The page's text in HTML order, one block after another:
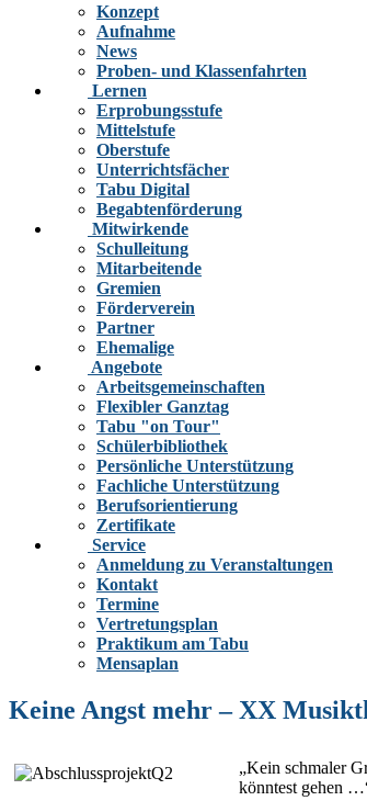
Konzept
Aufnahme
News
Proben- und Klassenfahrten
Lernen
Erprobungsstufe
Mittelstufe
Oberstufe
Unterrichtsfächer
Tabu Digital
Begabtenförderung
Mitwirkende
Schulleitung
Mitarbeitende
Gremien
Förderverein
Partner
Ehemalige
Angebote
Arbeitsgemeinschaften
Flexibler Ganztag
Tabu "on Tour"
Schülerbibliothek
Persönliche Unterstützung
Fachliche Unterstützung
Berufsorientierung
Zertifikate
Service
Anmeldung zu Veranstaltungen
Kontakt
Termine
Vertretungsplan
Praktikum am Tabu
Mensaplan
Keine Angst mehr – XX
„Kein schmaler
könntest gehen